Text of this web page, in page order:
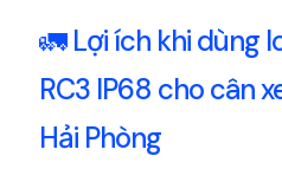
🚛 Lợi ích khi dùng
RC3 IP68 cho cân
Hải Phòng